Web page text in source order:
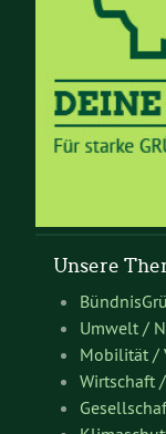
Unsere
Umwelt /
Mobilität /
Wirtschaft